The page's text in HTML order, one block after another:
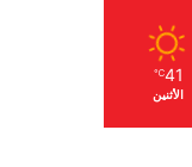
41
℃
الأثنين